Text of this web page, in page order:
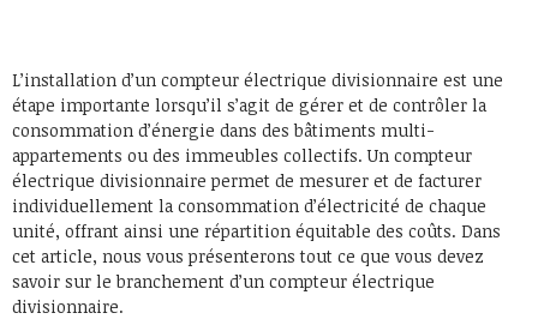
L’installation d’un compteur électrique divisionnaire est une
étape importante lorsqu’il s’agit de gérer et de contrôler la
consommation d’énergie dans des bâtiments multi-
appartements ou des immeubles collectifs. Un compteur
électrique divisionnaire permet de mesurer et de facturer
individuellement la consommation d’électricité de chaque
unité, offrant ainsi une répartition équitable des coûts. Dans
cet article, nous vous présenterons tout ce que vous devez
savoir sur le branchement d’un compteur électrique
divisionnaire.